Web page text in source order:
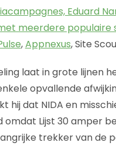
Eduard
meerdere populaire
,Appnexus, Site
laat in grote lijnen
opvallende
hij dat NIDA en
Lijst 30 amper
trekker van de